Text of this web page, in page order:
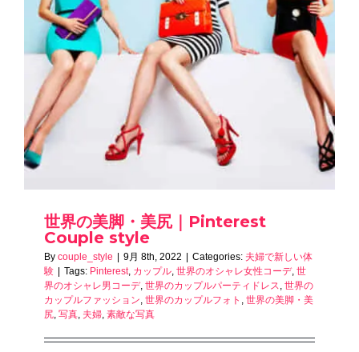
世界の美脚・美尻｜Pinterest
Couple style
By couple_style | 9月 8th, 2022 | Categories: 夫婦で新しい体
験 | Tags: Pinterest, カップル 世界のオシャレ女性コーデ, 世
界のオシャレ男コーデ, 世界のカップルパーティドレス 世界の
カップルファッション 世界のカップルフォト
世界の美脚・美
尻 写真 夫婦 素敵な写真